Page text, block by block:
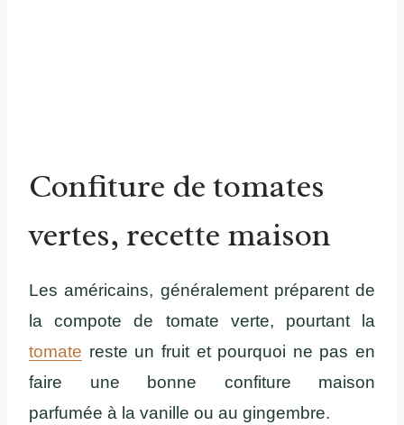
Confiture de tomates
vertes, recette maison
Les américains, généralement préparent de
la compote de tomate verte, pourtant la
tomate reste un fruit et pourquoi ne pas en
faire une bonne confiture maison
parfumée à la vanille ou au gingembre.